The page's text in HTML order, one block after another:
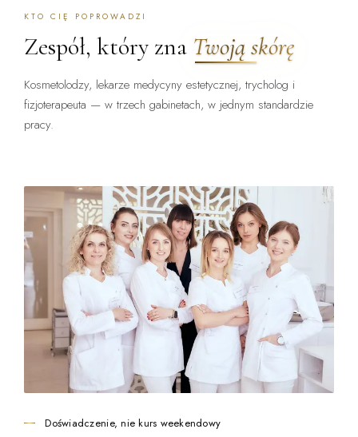
KTO CIĘ POPROWADZI
Zespół, który zna Twoją skórę
Kosmetolodzy, lekarze medycyny estetycznej, trycholog i
fizjoterapeuta — w trzech gabinetach, w jednym standardzie
pracy.
Doświadczenie, nie kurs weekendowy